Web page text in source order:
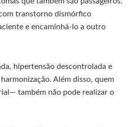
transtorno dismórfico
e encaminhá-lo a outro
hipertensão descontrolada e
Além disso, quem
também não pode realizar o